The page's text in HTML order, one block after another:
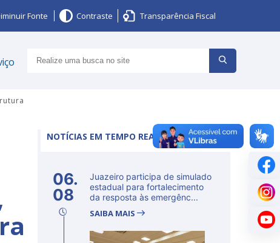
Fonte Contraste Transparência Fiscal
NOTÍCIAS EM TEMPO REAL
06.
08
Juazeiro participa de simulado
estadual para fortalecimento
da resposta às emergênc...
SAIBA MAIS